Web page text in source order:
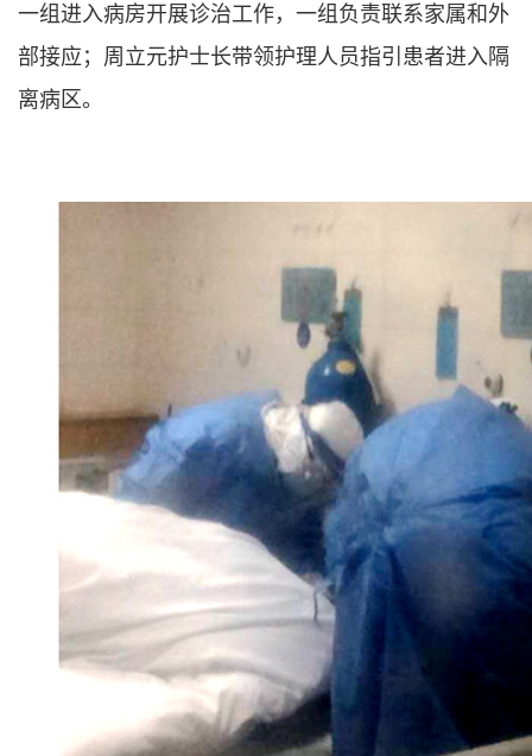
一组进入病房开展诊治工作，一组负责联系家属和外
部接应；周立元护士长带领护理人员指引患者进入隔
离病区。